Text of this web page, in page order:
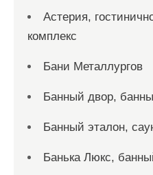
Астерия,
комплекс
Бани Металлургов
Банный двор,
Банный эталон,
Банька Люкс,